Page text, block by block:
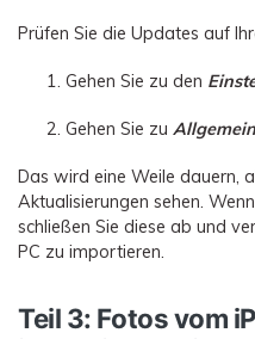
Prüfen Sie die Updates auf
Gehen Sie zu den
Gehen Sie zu Allgemein
Das wird eine Weile dauern,
Aktualisierungen sehen.
schließen Sie diese ab und
PC zu importieren.
Teil 3: Fotos vom